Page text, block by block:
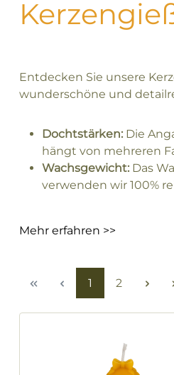
Entdecken Sie unsere
wunderschöne und
Dochtstärken: Die
hängt von mehreren
Wachsgewicht: Das
verwenden wir 100%
Mehr erfahren >>
Seite
1 Seite
2